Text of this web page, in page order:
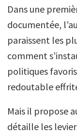
Dans une
documentée,
paraissent les
comment
politiques
redoutable
Mais il propose
détaille les